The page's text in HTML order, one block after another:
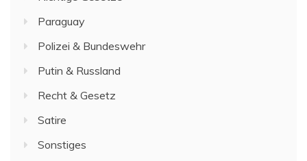
Paraguay
Polizei & Bundeswehr
Putin & Russland
Recht & Gesetz
Satire
Sonstiges